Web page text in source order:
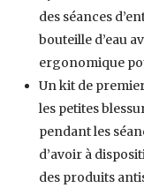
des séances
bouteille d’eau
ergonomique
Un kit de
les petites
pendant les
d’avoir à
des produits